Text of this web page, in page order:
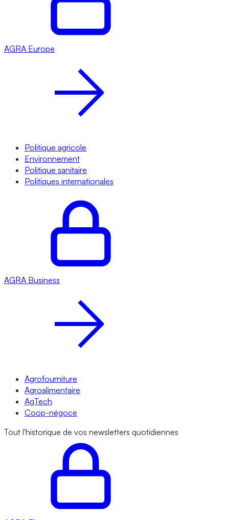
AGRA Europe
Politique agricole
Environnement
Politique sanitaire
Politiques internationales
AGRA Business
Agrofourniture
Agroalimentaire
AgTech
Coop-négoce
Tout l'historique de vos newsletters quotidiennes